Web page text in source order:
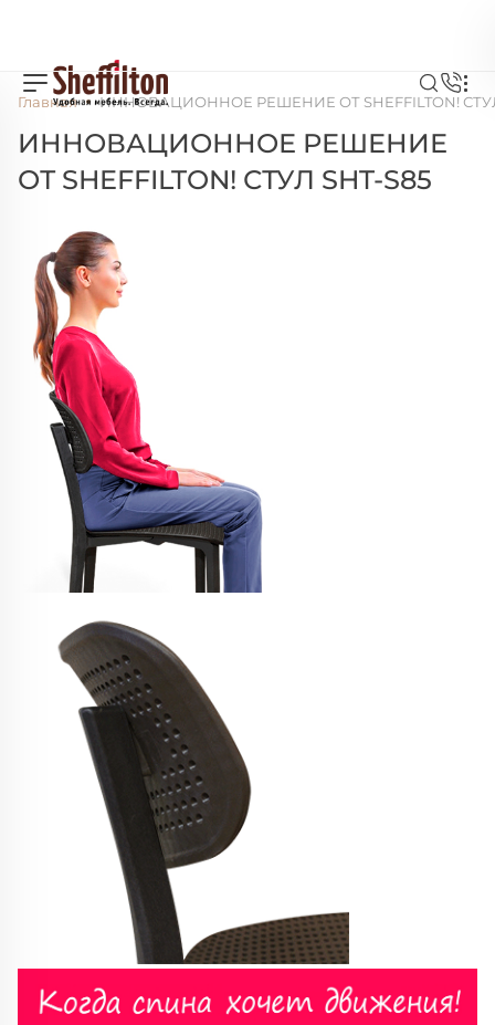
Главная ИННОВАЦИОННОЕ РЕШЕНИЕ ОТ SHEFFILTON! СТУЛ
ИННОВАЦИОННОЕ РЕШЕНИЕ
ОТ SHEFFILTON! СТУЛ SHT-S85